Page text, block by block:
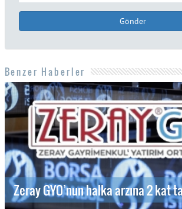
Gönder
Benzer Haberler
Zeray GYO’nun halka arzına 2 kat